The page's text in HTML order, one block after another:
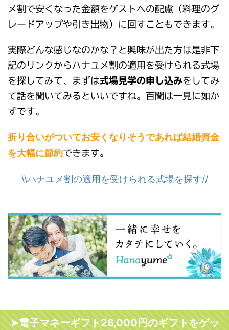
メ割で安くなった金額をゲストへの配慮（料理のグ
レードアップや引き出物）に回すこともできます。
実際どんな感じなのかな？と興味が出た方は是非下
記のリンクからハナユメ割の適用を受けられる式場
を探してみて、まずは式場見学の申し込みをしてみ
て話を聞いてみるといいですね。百聞は一見に如か
ずです。
折り合いがついてお安くなりそうであれば結婚資金
を大幅に節約できます。
\\ハナユメ割の適用を受けられる式場を探す//
➤電子マネーギフト26,000円のギフトをゲッ